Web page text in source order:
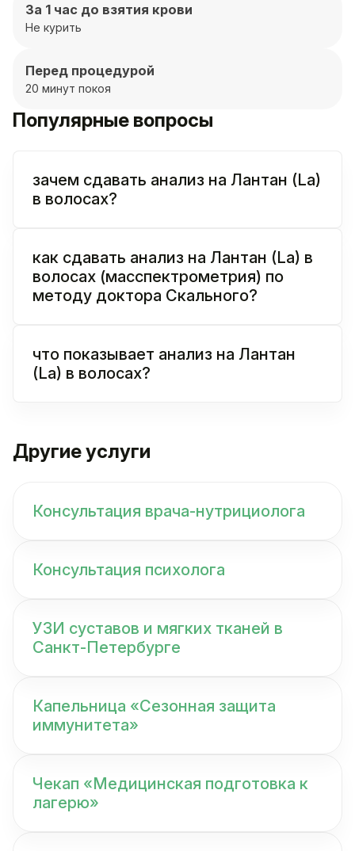
За 1 час до взятия крови
Не курить
Перед процедурой
20 минут покоя
Популярные вопросы
зачем сдавать анализ на Лантан (La)
в волосах?
как сдавать анализ на Лантан (La) в
волосах (масспектрометрия) по
методу доктора Скального?
что показывает анализ на Лантан
(La) в волосах?
Другие услуги
Консультация врача-нутрициолога
Консультация психолога
УЗИ суставов и мягких тканей в
Санкт-Петербурге
Капельница «Сезонная защита
иммунитета»
Чекап «Медицинская подготовка к
лагерю»